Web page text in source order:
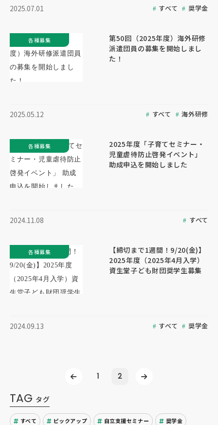
2025.07.01 すべて 奨学金
第50回（2025年度）海外研修
派遣団員の募集を開始しまし
た！
2025.05.12 すべて 海外研修
各種募集
2025年度「子育てセミナー・
児童虐待防止啓発イベント」
助成申込を開始しました
2024.11.08 すべて
各種募集
【締切まで1週間！9/20(金)】
2025年度（2025年4月入学）
資生堂子ども財団奨学生募集
2024.09.13 すべて 奨学金
各種募集
1 2
TAG タグ
すべて ピックアップ 自立支援セミナー 奨学金